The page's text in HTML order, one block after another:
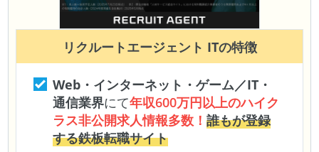
リクルートエージェント ITの特徴
Web・インターネット・ゲーム／IT・
通信業界にて年収600万円以上のハイク
ラス非公開求人情報多数！誰もが登録
する鉄板転職サイト